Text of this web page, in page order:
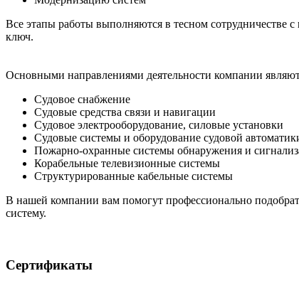
Все этапы работы выполняются в тесном сотрудничестве
ключ.
Основными направлениями деятельности компании
Судовое снабжение
Судовые средства связи и навигации
Судовое электрооборудование, силовые установки
Судовые системы и оборудование судовой
Пожарно-охранные системы обнаружения и
Корабельные телевизионные системы
Структурированные кабельные системы
В нашей компании вам помогут профессионально
систему.
Сертификаты